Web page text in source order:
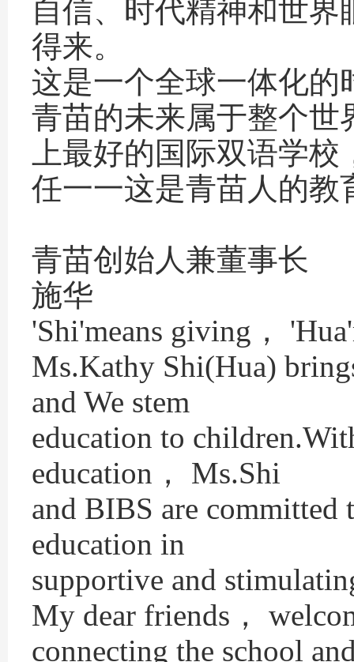
自信、时代精神和世
得来。
这是一个全球一体化的
青苗的未来属于整个世
上最好的国际双语学
任一一这是青苗人的
青苗创始人兼董事长
施华
'Shi'means giving，
Ms.Kathy Shi(Hua)
and We stem
education to
education， Ms.Shi
and BIBS are committed
education in
supportive and
My dear friends，
connecting the school